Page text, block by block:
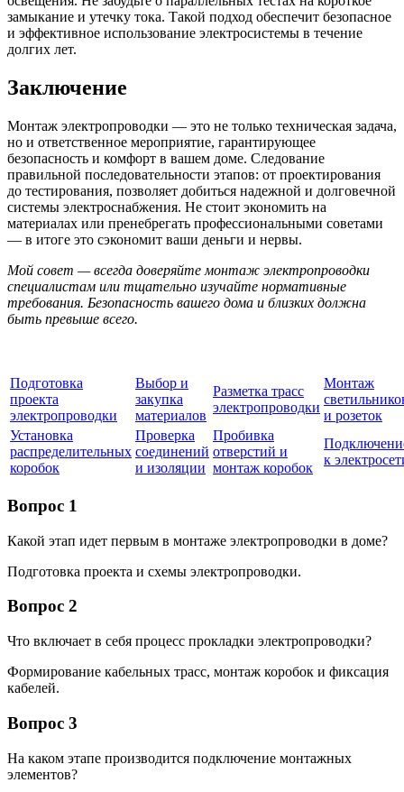
замыкание и утечку тока. Такой подход обеспечит безопасное
и эффективное использование электросистемы в течение
долгих лет.
Заключение
Монтаж электропроводки — это не только техническая задача,
но и ответственное мероприятие, гарантирующее
безопасность и комфорт в вашем доме. Следование
правильной последовательности этапов: от проектирования
до тестирования, позволяет добиться надежной и долговечной
системы электроснабжения. Не стоит экономить на
материалах или пренебрегать профессиональными советами
— в итоге это сэкономит ваши деньги и нервы.
Мой совет — всегда доверяйте монтаж электропроводки
специалистам или тщательно изучайте нормативные
требования. Безопасность вашего дома и близких должна
быть превыше всего.
Подготовка
проекта
электропроводки
Выбор и
закупка
материалов
Разметка трасс
электропроводки
Монтаж
и розеток
Установка
распределительных
коробок
Проверка
соединений
и изоляции
Пробивка
отверстий и
монтаж коробок
к
Вопрос 1
Какой этап идет первым в монтаже электропроводки в доме?
Подготовка проекта и схемы электропроводки.
Вопрос 2
Что включает в себя процесс прокладки электропроводки?
Формирование кабельных трасс, монтаж коробок и фиксация
кабелей.
Вопрос 3
На каком этапе производится подключение монтажных
элементов?